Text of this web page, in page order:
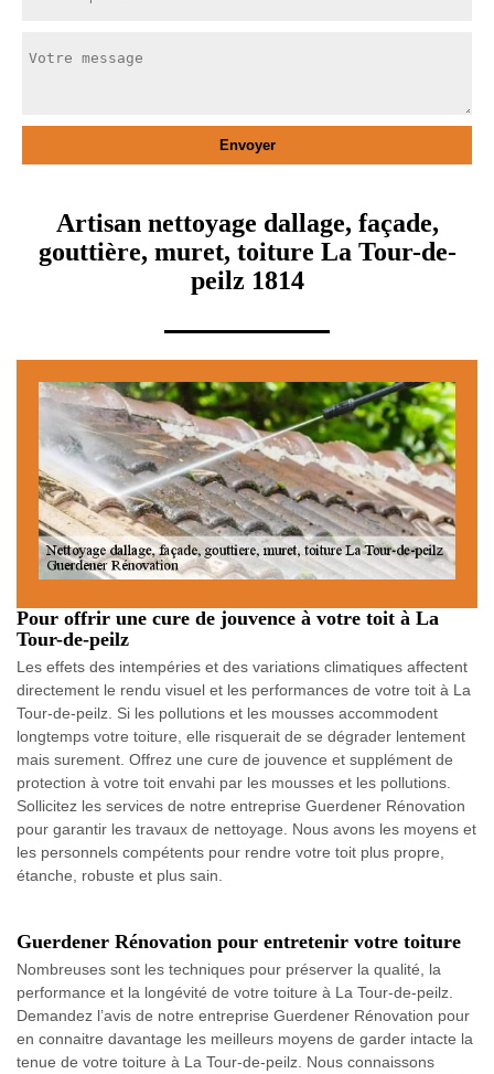
Artisan nettoyage dallage, façade,
gouttière, muret, toiture La Tour-de-
peilz 1814
Pour offrir une cure de jouvence à votre toit à La
Tour-de-peilz
Les effets des intempéries et des variations climatiques affectent
directement le rendu visuel et les performances de votre toit à La
Tour-de-peilz. Si les pollutions et les mousses accommodent
longtemps votre toiture, elle risquerait de se dégrader lentement
mais surement. Offrez une cure de jouvence et supplément de
protection à votre toit envahi par les mousses et les pollutions.
Sollicitez les services de notre entreprise Guerdener Rénovation
pour garantir les travaux de nettoyage. Nous avons les moyens et
les personnels compétents pour rendre votre toit plus propre,
étanche, robuste et plus sain.
Guerdener Rénovation pour entretenir votre toiture
Nombreuses sont les techniques pour préserver la qualité, la
performance et la longévité de votre toiture à La Tour-de-peilz.
Demandez l’avis de notre entreprise Guerdener Rénovation pour
en connaitre davantage les meilleurs moyens de garder intacte la
tenue de votre toiture à La Tour-de-peilz. Nous connaissons